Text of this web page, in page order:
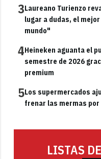
3Laureano Turienzo
lugar a dudas, el
mundo"
4Heineken aguanta el
semestre de 2026
premium
5Los supermercados
frenar las mermas por
LISTAS